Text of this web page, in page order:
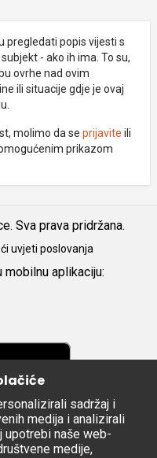
pregledati popis vijesti s
- ako ih ima. To su,
ovrhe nad ovim
ili situacije gdje je ovaj
molimo da se prijavite ili
prikazom
Sva prava pridržana.
uvjeti poslovanja
aplikaciju:
sadržaj i
medija i analizirali
upotrebi naše web-
medije,